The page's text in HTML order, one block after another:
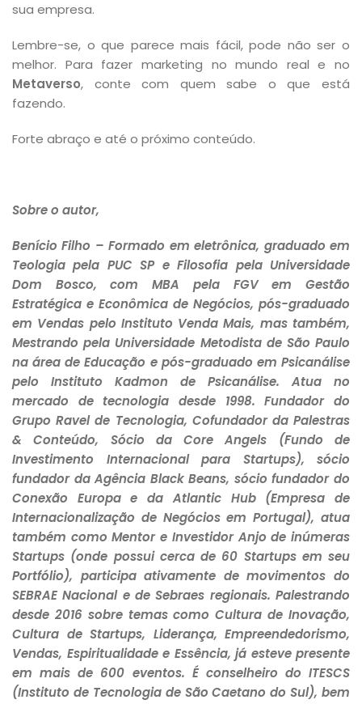
sua empresa.
Lembre-se, o que parece mais fácil, pode não ser o
melhor. Para fazer marketing no mundo real e no
Metaverso, conte com quem sabe o que está
fazendo.
Forte abraço e até o próximo conteúdo.
Sobre o autor,
Benício Filho – Formado em eletrônica, graduado em
Teologia pela PUC SP e Filosofia pela Universidade
Dom Bosco, com MBA pela FGV em Gestão
Estratégica e Econômica de Negócios, pós-graduado
em Vendas pelo Instituto Venda Mais, mas também,
Mestrando pela Universidade Metodista de São Paulo
na área de Educação e pós-graduado em Psicanálise
pelo Instituto Kadmon de Psicanálise. Atua no
mercado de tecnologia desde 1998. Fundador do
Grupo Ravel de Tecnologia, Cofundador da Palestras
& Conteúdo, Sócio da Core Angels (Fundo de
Investimento Internacional para Startups), sócio
fundador da Agência Black Beans, sócio fundador do
Conexão Europa e da Atlantic Hub (Empresa de
Internacionalização de Negócios em Portugal), atua
também como Mentor e Investidor Anjo de inúmeras
Startups (onde possui cerca de 60 Startups em seu
Portfólio), participa ativamente de movimentos do
SEBRAE Nacional e de Sebraes regionais. Palestrando
desde 2016 sobre temas como Cultura de Inovação,
Cultura de Startups, Liderança, Empreendedorismo,
Vendas, Espiritualidade e Essência, já esteve presente
em mais de 600 eventos. É conselheiro do ITESCS
(Instituto de Tecnologia de São Caetano do Sul), bem